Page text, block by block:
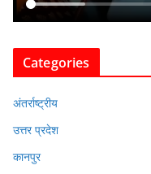
Categories
अंतर्राष्ट्रीय
उत्तर प्रदेश
कानपुर